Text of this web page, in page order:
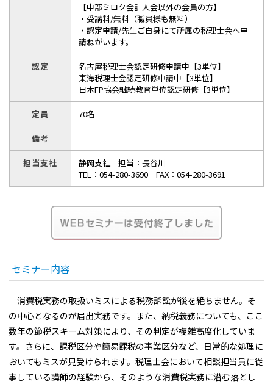
【中部ミロク会計人会以外の会員の方】
・受講料/無料（職員様も無料）
・認定申請/先生ご自身にて所属の税理士会へ申
請ねがいます。
認定
名古屋税理士会認定研修申請中【3単位】
東海税理士会認定研修申請中【3単位】
日本FP協会継続教育単位認定研修【3単位】
定員 70名
備考
担当支社
静岡支社 担当：長谷川
TEL：054-280-3690 FAX：054-280-3691
セミナー内容
消費税実務の取扱いミスによる税務訴訟が後を絶ちません。そ
の中心となるのが届出実務です。また、納税義務についても、ここ
数年の節税スキーム対策により、その判定が複雑高度化していま
す。さらに、課税区分や簡易課税の事業区分など、日常的な処理に
おいてもミスが見受けられます。税理士会において相談担当員に従
事している講師の経験から、そのような消費税実務に潜む落とし